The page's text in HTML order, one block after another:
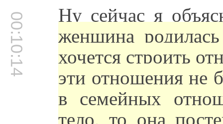
00:10:14 Ну сейчас я
женщина
хочется строить
эти отношения не
в семейных
тело, то она